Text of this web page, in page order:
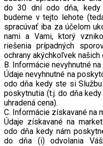
do 30 dní odo dňa, kedy
budeme v tejto lehote
spracúvať iba za účelom
nami a Vami, ktorý
riešenia prípadných
ochrany akýchkoľvek našich
B. Informácie nevyhnutné
Údaje nevyhnutné na
odo dňa kedy ste si
poskytnutia (t.j. do dňa
uhradená cena).
C. Informácie získavané na
Údaje získavané na
odo dňa kedy nám
do dňa (i) odvolania